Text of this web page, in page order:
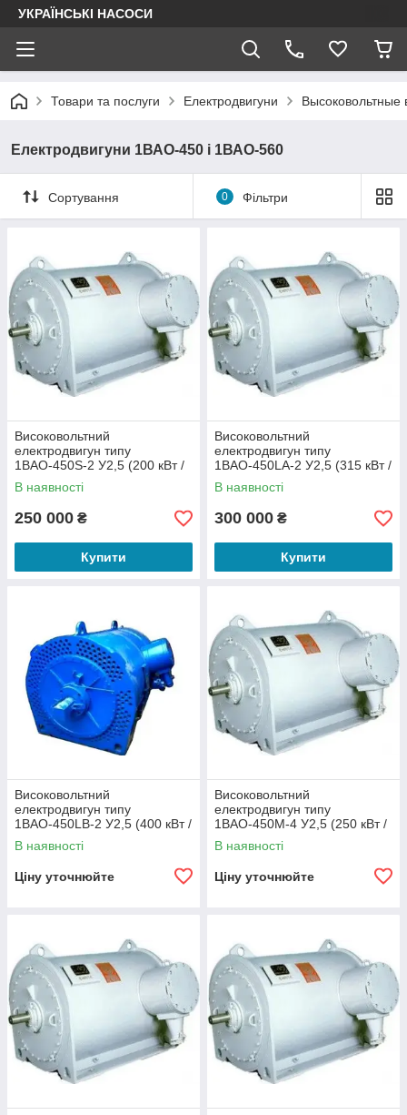
УКРАЇНСЬКІ НАСОСИ
Товари та послуги Електродвигуни Высоковольтные
Електродвигуни 1ВАО-450 і 1ВАО-560
Сортування 0 Фільтри
Високовольтний
електродвигун типу
1ВАО-450S-2 У2,5 (200 кВт /
3000 об/хв 6000 В)
В наявності
250 000 ₴
Купити
Високовольтний
електродвигун типу
1ВАО-450LA-2 У2,5 (315 кВт /
3000 об/хв 6000 В)
В наявності
300 000 ₴
Купити
Високовольтний
електродвигун типу
1ВАО-450LB-2 У2,5 (400 кВт /
3000 об/хв 6000 В)
В наявності
Ціну уточнюйте
Високовольтний
електродвигун типу
1ВАО-450М-4 У2,5 (250 кВт /
1500 об/хв 6000 В)
В наявності
Ціну уточнюйте